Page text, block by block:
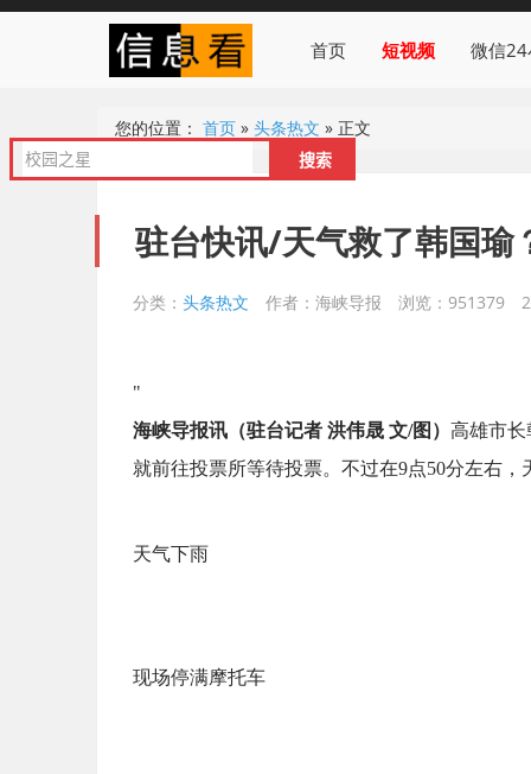
首页 短视频 微信
您的位置： 首页 » 头条热文 » 正文
驻台快讯/天气救了韩国瑜
分类： 头条热文 作者：海峡导报 浏览：951379
"
海峡导报讯（驻台记者 洪伟晟 文/图） 高雄市长
就前往投票所等待投票。不过在9点50分左右
天气下雨
现场停满摩托车